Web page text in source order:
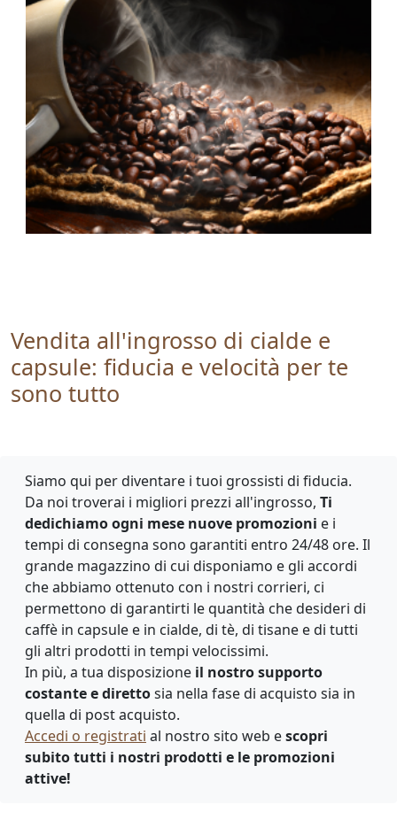
Vendita all'ingrosso di cialde e
capsule: fiducia e velocità per te
sono tutto
Siamo qui per diventare i tuoi grossisti di fiducia.
Da noi troverai i migliori prezzi all'ingrosso, Ti
dedichiamo ogni mese nuove promozioni e i
tempi di consegna sono garantiti entro 24/48 ore. Il
grande magazzino di cui disponiamo e gli accordi
che abbiamo ottenuto con i nostri corrieri, ci
permettono di garantirti le quantità che desideri di
caffè in capsule e in cialde, di tè, di tisane e di tutti
gli altri prodotti in tempi velocissimi.
In più, a tua disposizione il nostro supporto
costante e direttosia nella fase di acquisto sia in
quella di post acquisto.
Accedi o registrati al nostro sito web escopri
subito tutti i nostri prodotti e le promozioni
attive!